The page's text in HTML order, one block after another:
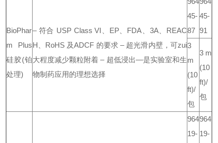
BioPhar
m Plus
硅胶(铂
处理)
– 符合 USP Class VI、EP、FDA、3A、REAC
H、RoHS 及ADCF 的要求– 超光滑内壁，可zui
大程度减少颗粒附着 – 超低浸出—是实验室和生
物制药应用的理想选择
45-
87
45-
91
3
m
(10
ft)/
包
3 m
(10
ft)/
包
964
19-
964
19-